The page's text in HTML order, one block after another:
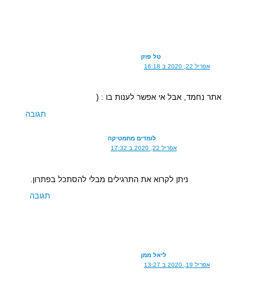
טל פוזן
אפריל 22, 2020 ב 16:18
אתר נחמד, אבל אי אפשר לענות בו : (
תגובה
לומדים מתמטיקה
אפריל 22, 2020 ב 17:32
ניתן לקרוא את התרגילים מבלי להסתכל בפתרון.
תגובה
ליאל ממן
אפריל 19, 2020 ב 13:27